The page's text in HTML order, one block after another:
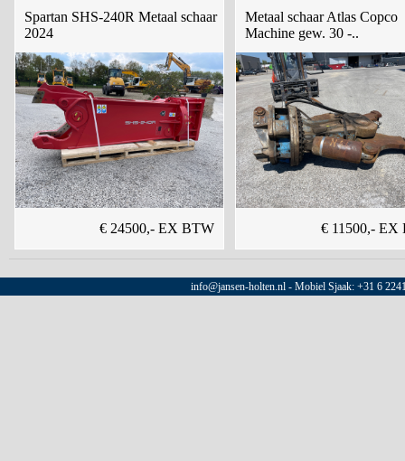
Spartan SHS-240R Metaal schaar
2024
€ 24500,- EX BTW
Metaal schaar Atlas Copco
Machine gew. 30 -..
€ 11500,- EX
info@jansen-holten.nl - Mobiel Sjaak: +31 6